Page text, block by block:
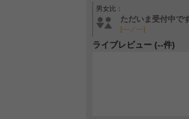
男女比：
ただいま受付中で
[---／---]
ライブレビュー (--件)